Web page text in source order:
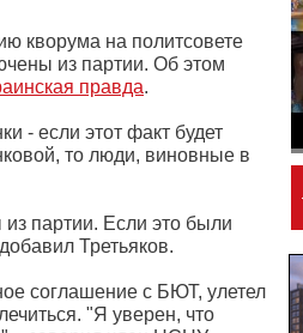
кворума на политсовете
из партии. Об этом
правда.
- если этот факт будет
то люди, виновные в
партии. Если это были
Третьяков.
соглашение с БЮТ, улетел
"Я уверен, что